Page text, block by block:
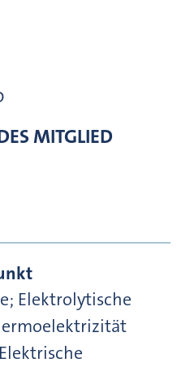
MITGLIED
Elektrolytische